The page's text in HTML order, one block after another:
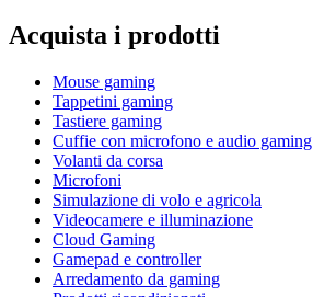
Acquista i prodotti
Mouse gaming
Tappetini gaming
Tastiere gaming
Cuffie con microfono e audio gaming
Volanti da corsa
Microfoni
Simulazione di volo e agricola
Videocamere e illuminazione
Cloud Gaming
Gamepad e controller
Arredamento da gaming